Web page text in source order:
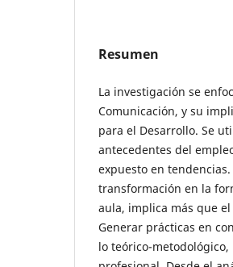
Resumen
La investigación se
Comunicación, y su
para el Desarrollo. Se
antecedentes del
expuesto en
transformación en la
aula, implica más que
Generar prácticas en
lo teórico-